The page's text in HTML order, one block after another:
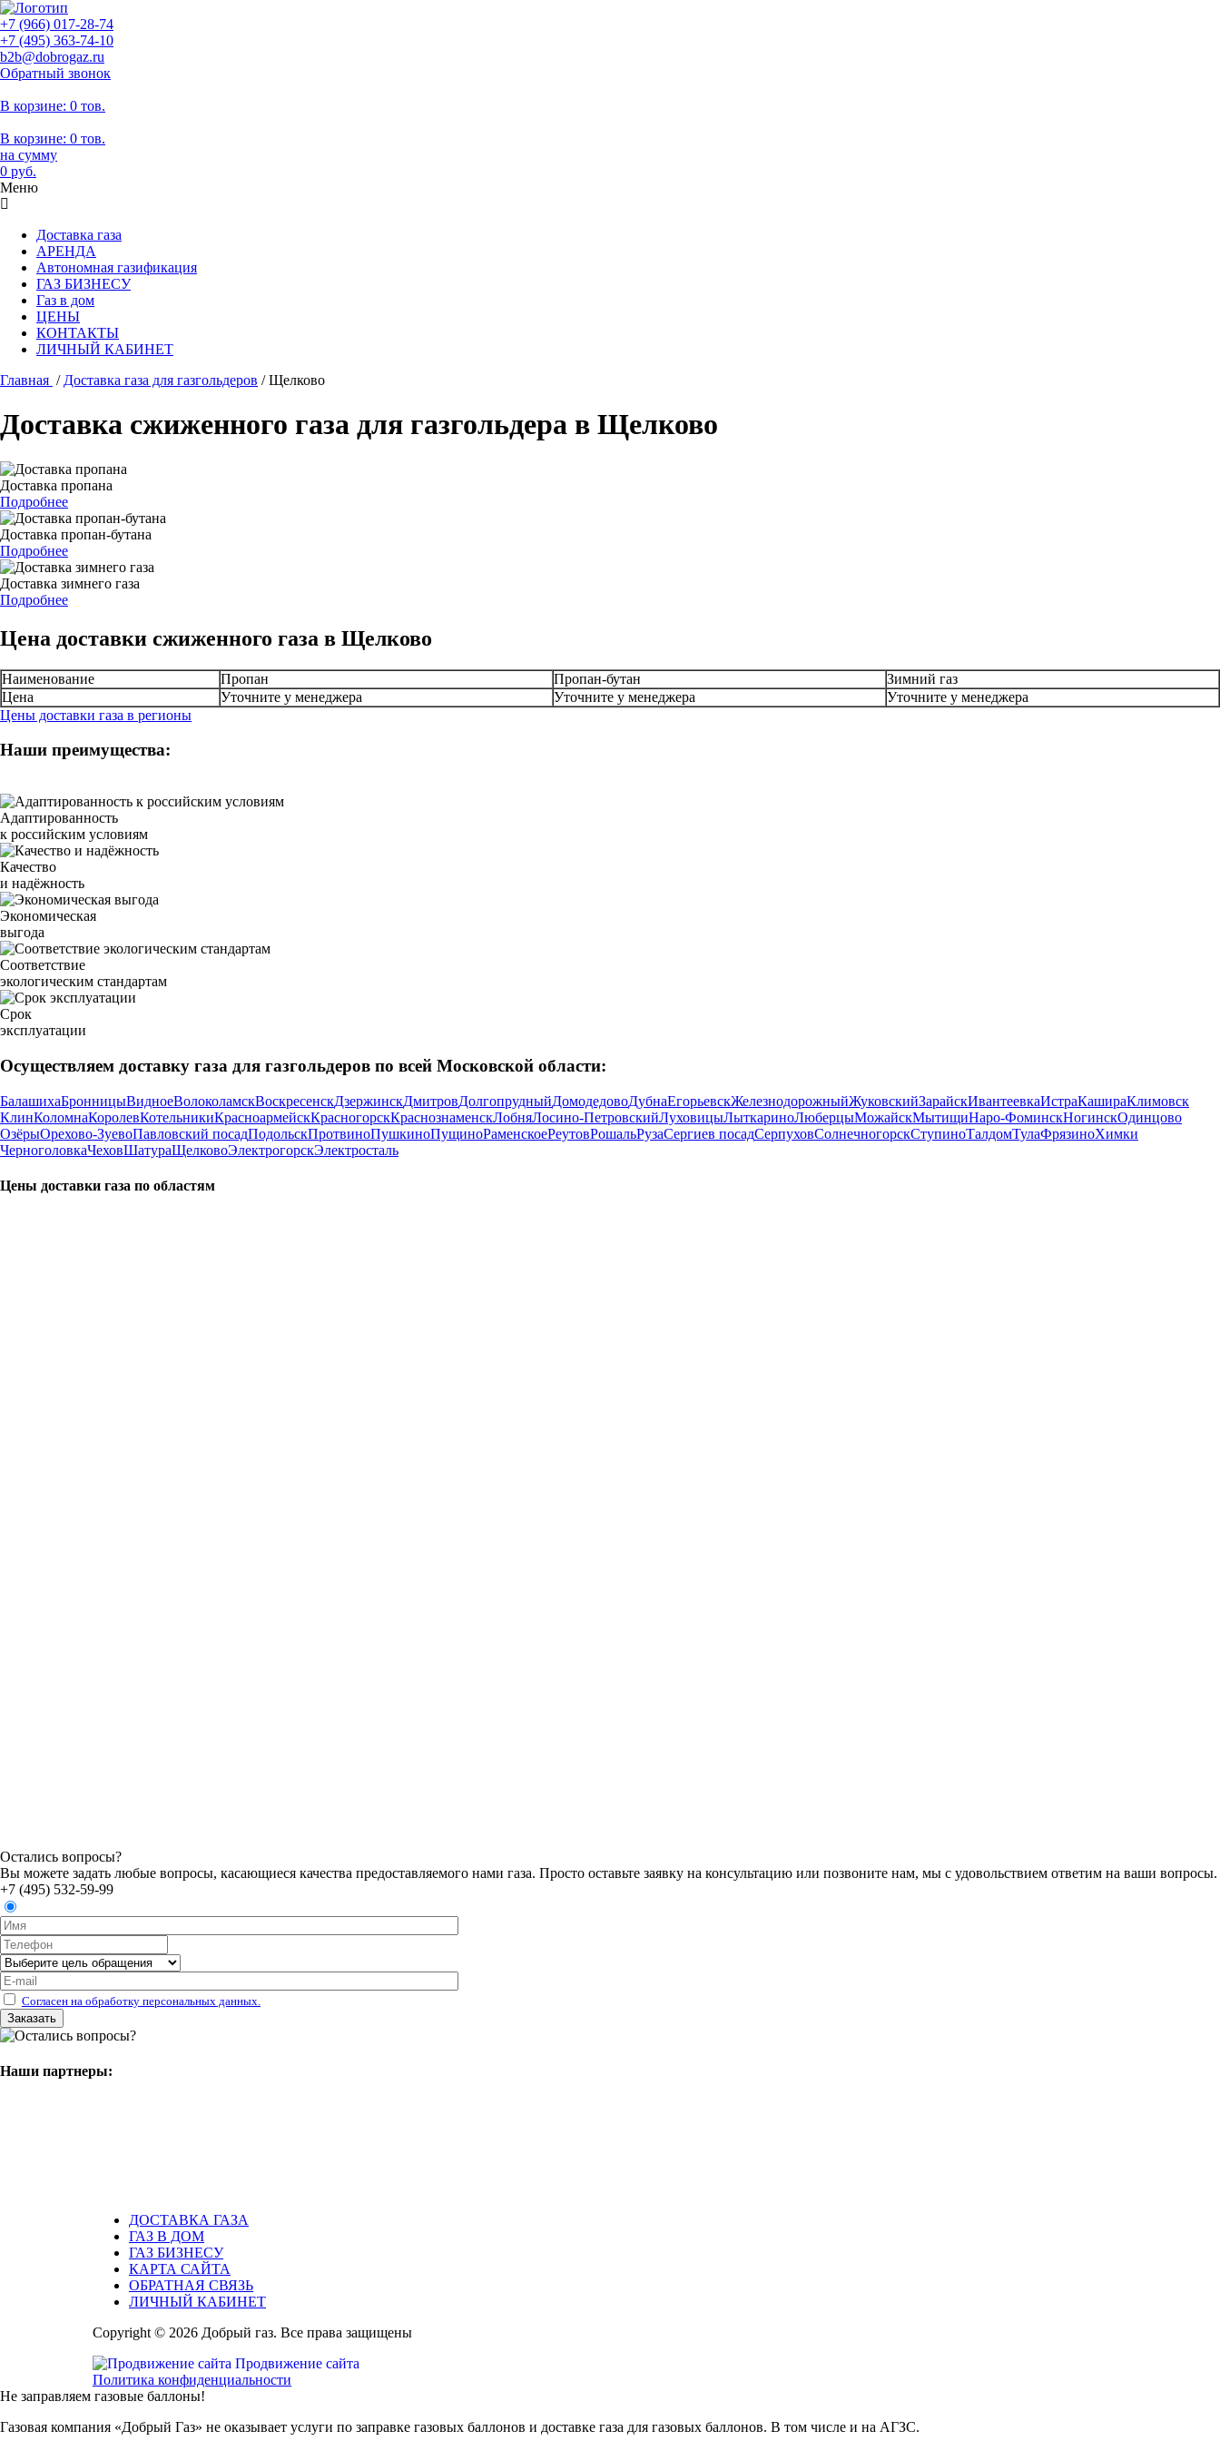
+7 (966) 017-28-74
+7 (495) 363-74-10
b2b@dobrogaz.ru
Обратный звонок
В корзине: 0 тов.
В корзине: 0 тов.
на сумму
0 руб.
Меню
Доставка газа
АРЕНДА
Автономная газификация
ГАЗ БИЗНЕСУ
Газ в дом
ЦЕНЫ
КОНТАКТЫ
ЛИЧНЫЙ КАБИНЕТ
Главная / Доставка газа для газгольдеров /Щелково
Доставка сжиженного газа для газгольдера в Щелково
Доставка пропана
Подробнее
Доставка пропан-бутана
Подробнее
Доставка зимнего газа
Подробнее
Цена доставки сжиженного газа в Щелково
Наименование Пропан Пропан-бутан
Зимний газ
Цена
Уточните у менеджера Уточните у менеджера
Уточните у менеджера
Цены доставки газа в регионы
Наши преимущества:
Адаптированность
к российским условиям
Качество
и надёжность
Экономическая
выгода
Соответствие
экологическим стандартам
Срок
эксплуатации
Осуществляем доставку газа для газгольдеров по всей Московской области:
БалашихаБронницыВидноеВолоколамскВоскресенскДзержинскДмитровДолгопрудныйДомодедовоДубнаЕгорьевскЖелезнодорожныйЖуковскийЗарайскИвантеевкаИстраКашираКлимовск
КлинКоломнаКоролевКотельникиКрасноармейскКрасногорскКраснознаменскЛобняЛосино-ПетровскийЛуховицыЛыткариноЛюберцыМожайскМытищиНаро-ФоминскНогинскОдинцово
ОзёрыОрехово-ЗуевоПавловский посадПодольскПротвиноПушкиноПущиноРаменскоеРеутовРошальРузаСергиев посадСерпуховСолнечногорскСтупиноТалдомТулаФрязиноХимки
ЧерноголовкаЧеховШатураЩелковоЭлектрогорскЭлектросталь
Цены доставки газа по областям
Остались вопросы?
Вы можете задать любые вопросы, касающиеся качества предоставляемого нами газа. Просто оставьте заявку на консультацию или позвоните нам, мы с удовольствием ответим на ваши вопросы.
+7 (495) 532-59-99
Согласен на обработку персональных данных.
Наши партнеры:
ДОСТАВКА ГАЗА
ГАЗ В ДОМ
ГАЗ БИЗНЕСУ
КАРТА САЙТА
ОБРАТНАЯ СВЯЗЬ
ЛИЧНЫЙ КАБИНЕТ
Copyright © 2026 Добрый газ. Все права защищены
Продвижение сайта
Политика конфиденциальности
Не заправляем газовые баллоны!
Газовая компания «Добрый Газ» не оказывает услуги по заправке газовых баллонов и доставке газа для газовых баллонов. В том числе и на АГЗС.